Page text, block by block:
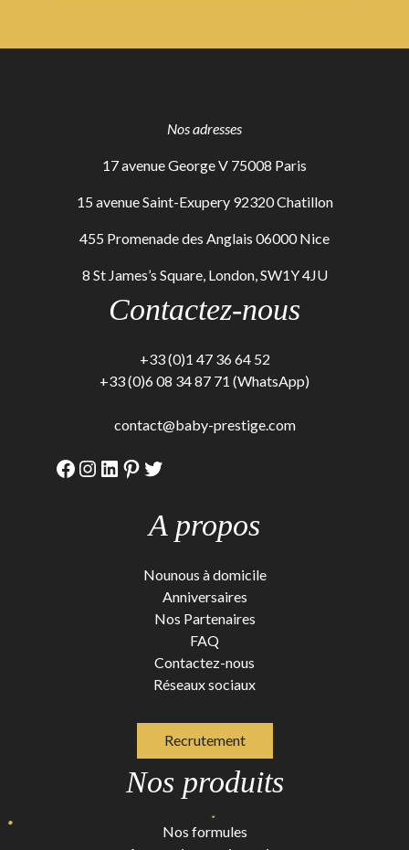
Nos adresses
17 avenue George V 75008 Paris
15 avenue Saint-Exupery 92320 Chatillon
455 Promenade des Anglais 06000 Nice
8 St James’s Square, London, SW1Y 4JU
Contactez-nous
+33 (0)1 47 36 64 52
+33 (0)6 08 34 87 71 (WhatsApp)
contact@baby-prestige.com
Facebook
Instagram
LinkedIn
Pinterest
Twitter
A propos
Nounous à domicile
Anniversaires
Nos Partenaires
FAQ
Contactez-nous
Réseaux sociaux
Recrutement
Nos produits
Nos formules